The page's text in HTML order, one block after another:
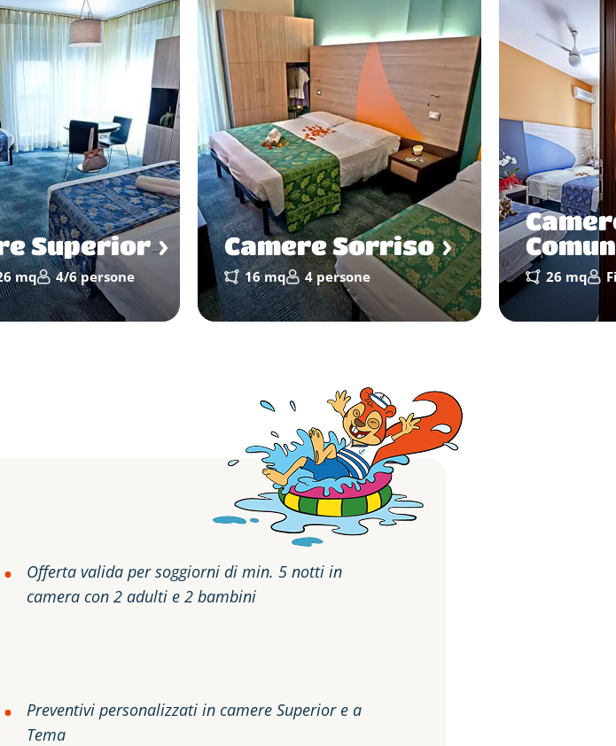
Superior
mq 4/6 persone
Camere Sorriso
16 mq 4 persone 26 mq
Offerta valida per soggiorni di min. 5 notti in
camera con 2 adulti e 2 bambini
Preventivi personalizzati in camere Superior e a
Tema